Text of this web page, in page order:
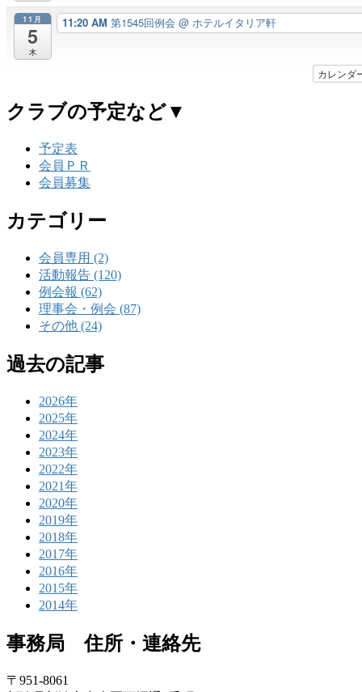
11月
5
木
11:20 AM 第1545回例会 @ ホテルイタリア軒
カレンダ
クラブの予定など▼
予定表
会員ＰＲ
会員募集
カテゴリー
会員専用 (2)
活動報告 (120)
例会報 (62)
理事会・例会 (87)
その他 (24)
過去の記事
2026年
2025年
2024年
2023年
2022年
2021年
2020年
2019年
2018年
2017年
2016年
2015年
2014年
事務局 住所・連絡先
〒951-8061